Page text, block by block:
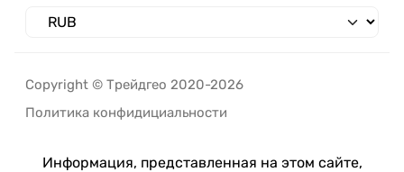
Copyright © Трейдгео 2020-2026
Политика конфидициальности
Информация, представленная на этом сайте,